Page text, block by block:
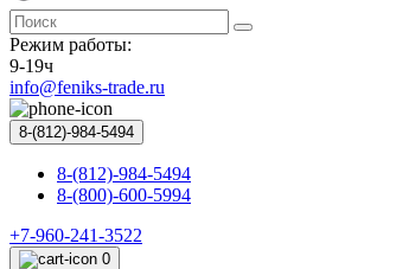
Режим работы:
9-19ч
info@feniks-trade.ru
8-(812)-984-5494
8-(812)-984-5494
8-(800)-600-5994
+7-960-241-3522
0